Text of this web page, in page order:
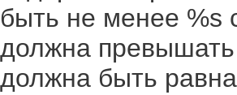
быть не менее %s
должна
должна быть